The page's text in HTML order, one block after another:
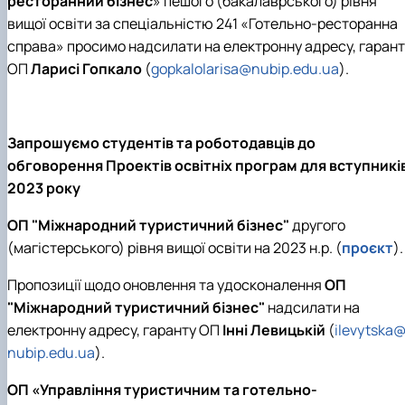
вищої освіти за спеціальністю 241 «Готельно-ресторанна
справа» просимо надсилати на електронну адресу,
ОПЛарисі Гопкало (gopkalolarisa@nubip.edu.ua).
Запрошуємо студентів та роботодавців до
обговорення Проектів освітніх програм для
2023 року
ОП "Міжнародний туристичний бізнес"другого
(магістерського) рівня вищої освіти на 2023 н.р. (проєкт).
Пропозиції щодо оновлення та удосконаленняОП
"Міжнародний туристичний бізнес" надсилати на
електронну адресу, гаранту ОП Інні Левицькій (ilevytska@
nubip.edu.ua).
ОП «Управління туристичним та готельно-